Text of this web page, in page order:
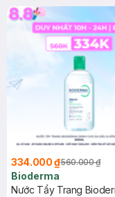
334.000 ₫560.000 ₫
Bioderma
Nước Tẩy Trang